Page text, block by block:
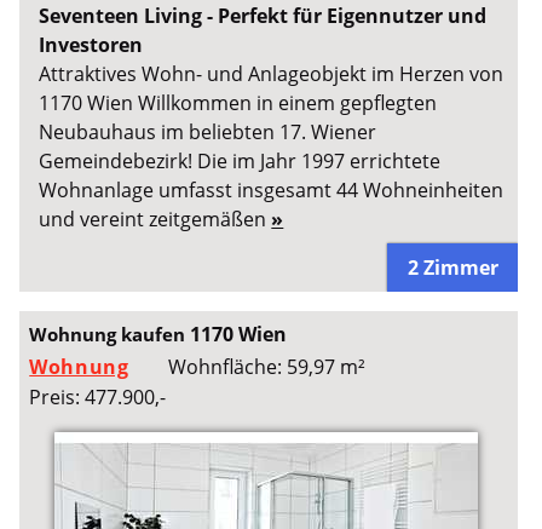
Seventeen Living - Perfekt für Eigennutzer und
Investoren
Attraktives Wohn- und Anlageobjekt im Herzen von
1170 Wien Willkommen in einem gepflegten
Neubauhaus im beliebten 17. Wiener
Gemeindebezirk! Die im Jahr 1997 errichtete
Wohnanlage umfasst insgesamt 44 Wohneinheiten
und vereint zeitgemäßen »
2 Zimmer
Wohnung kaufen 1170 Wien
Wohnung
Wohnfläche: 59,97 m²
Preis: 477.900,-